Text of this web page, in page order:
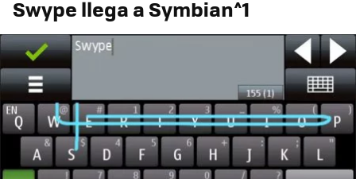
Swype llega a Symbian^1